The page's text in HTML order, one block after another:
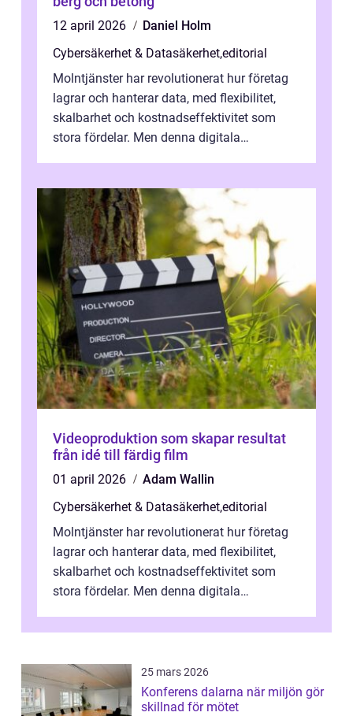
12 april 2026
Daniel Holm
Cybersäkerhet & Datasäkerhet,editorial
Molntjänster har revolutionerat hur företag
lagrar och hanterar data, med flexibilitet,
skalbarhet och kostnadseffektivitet som
stora fördelar. Men denna digitala
Videoproduktion som skapar resultat
från idé till färdig film
01 april 2026
Adam Wallin
Cybersäkerhet & Datasäkerhet,editorial
Molntjänster har revolutionerat hur företag
lagrar och hanterar data, med flexibilitet,
skalbarhet och kostnadseffektivitet som
stora fördelar. Men denna digitala
25 mars 2026
Konferens dalarna när miljön gör
skillnad för mötet